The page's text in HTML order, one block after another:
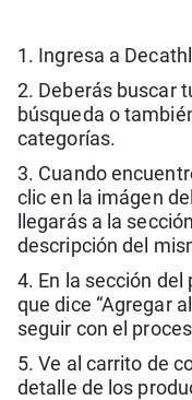
1. Ingresa a
2. Deberás buscar
búsqueda o
categorías.
3. Cuando
clic en la imágen
llegarás a la
descripción del
4. En la sección
que dice “Agregar
seguir con el
5. Ve al carrito de
detalle de los